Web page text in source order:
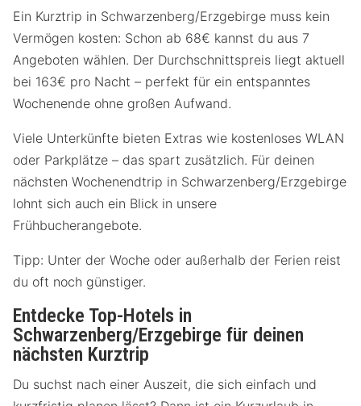
Ein Kurztrip in Schwarzenberg/Erzgebirge muss kein
Vermögen kosten: Schon ab 68€ kannst du aus 7
Angeboten wählen. Der Durchschnittspreis liegt aktuell
bei 163€ pro Nacht – perfekt für ein entspanntes
Wochenende ohne großen Aufwand.
Viele Unterkünfte bieten Extras wie kostenloses WLAN
oder Parkplätze – das spart zusätzlich. Für deinen
nächsten Wochenendtrip in Schwarzenberg/Erzgebirge
lohnt sich auch ein Blick in unsere
Frühbucherangebote.
Tipp: Unter der Woche oder außerhalb der Ferien reist
du oft noch günstiger.
Entdecke Top-Hotels in
Schwarzenberg/Erzgebirge für deinen
nächsten Kurztrip
Du suchst nach einer Auszeit, die sich einfach und